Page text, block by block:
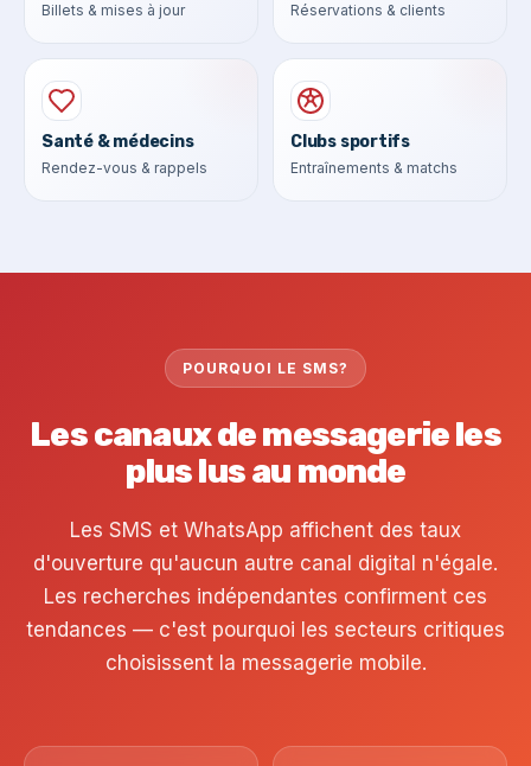
Billets & mises à jour Réservations & clients
Santé & médecins
Rendez-vous & rappels
Clubs sportifs
Entraînements & matchs
POURQUOI LE SMS?
Les canaux de messagerie les
plus lus au monde
Les SMS et WhatsApp affichent des taux
d'ouverture qu'aucun autre canal digital n'égale.
Les recherches indépendantes confirment ces
tendances — c'est pourquoi les secteurs critiques
choisissent la messagerie mobile.